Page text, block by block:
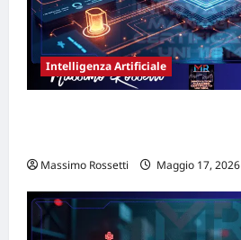
Intelligenza Artificiale
Massimo Rossetti Maggio 17, 2026